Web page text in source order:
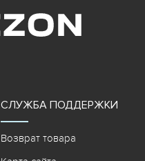
СЛУЖБА ПОДДЕРЖКИ
Возврат товара